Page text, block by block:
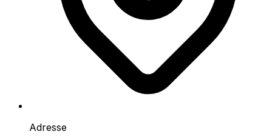
Adresse